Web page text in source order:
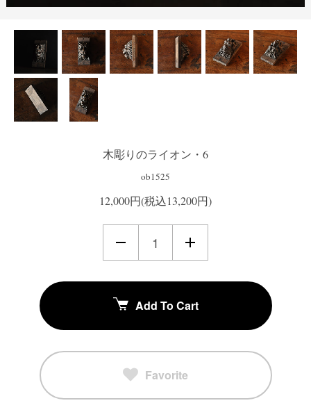
木彫りのライオン・6
ob1525
12,000円(税込13,200円)
Add To Cart
Favorite